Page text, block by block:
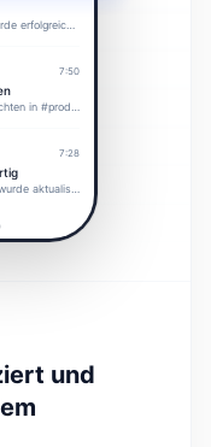
Das iCloud+-Abonnement wurde erfolgreich verlängert…
7:50
Sie haben ungelesene Nachrichten in #product-launch…
7:28
Ihre vierteljährliche Prognose wurde aktualisiert mit…
und